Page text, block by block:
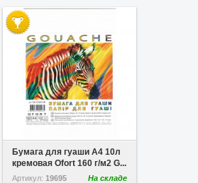
Бумага для гуаши A4 10л
кремовая Ofort 160 г/м2 G...
Артикул: 19695
На складе